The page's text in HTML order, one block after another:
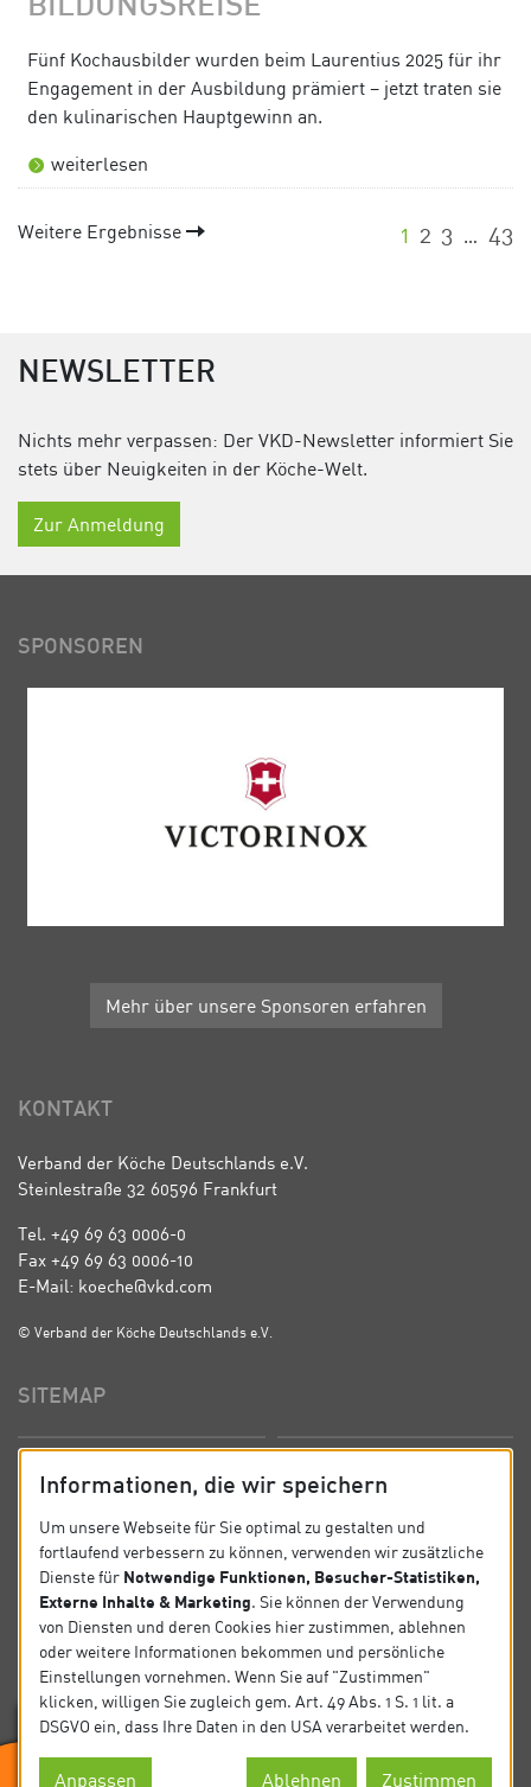
BILDUNGSREISE
Fünf Kochausbilder wurden beim Laurentius 2025 für ihr
Engagement in der Ausbildung prämiert – jetzt traten sie
den kulinarischen Hauptgewinn an.
weiterlesen
Weitere Ergebnisse 1 2 3 … 43
NEWSLETTER
Nichts mehr verpassen: Der VKD-Newsletter informiert Sie
stets über Neuigkeiten in der Köche-Welt.
Zur Anmeldung
SPONSOREN
Mehr über unsere Sponsoren erfahren
KONTAKT
Verband der Köche Deutschlands e.V.
Steinlestraße 32 60596 Frankfurt
Tel. +49 69 63 0006-0
Fax +49 69 63 0006-10
E-Mail: koeche@vkd.com
© Verband der Köche Deutschlands e.V.
SITEMAP
News Kontakt
Datenschutz Impressum
SOCIAL
Folgen Sie uns auf Social Media.
Informationen, die wir speichern
Um unsere Webseite für Sie optimal zu gestalten und
fortlaufend verbessern zu können, verwenden wir zusätzliche
Dienste für Notwendige Funktionen, Besucher-Statistiken,
Externe Inhalte & Marketing. Sie können der Verwendung
von Diensten und deren Cookies hier zustimmen, ablehnen
oder weitere Informationen bekommen und persönliche
Einstellungen vornehmen. Wenn Sie auf "Zustimmen"
klicken, willigen Sie zugleich gem. Art. 49 Abs. 1 S. 1 lit. a
DSGVO ein, dass Ihre Daten in den USA verarbeitet werden.
Anpassen Ablehnen Zustimmen